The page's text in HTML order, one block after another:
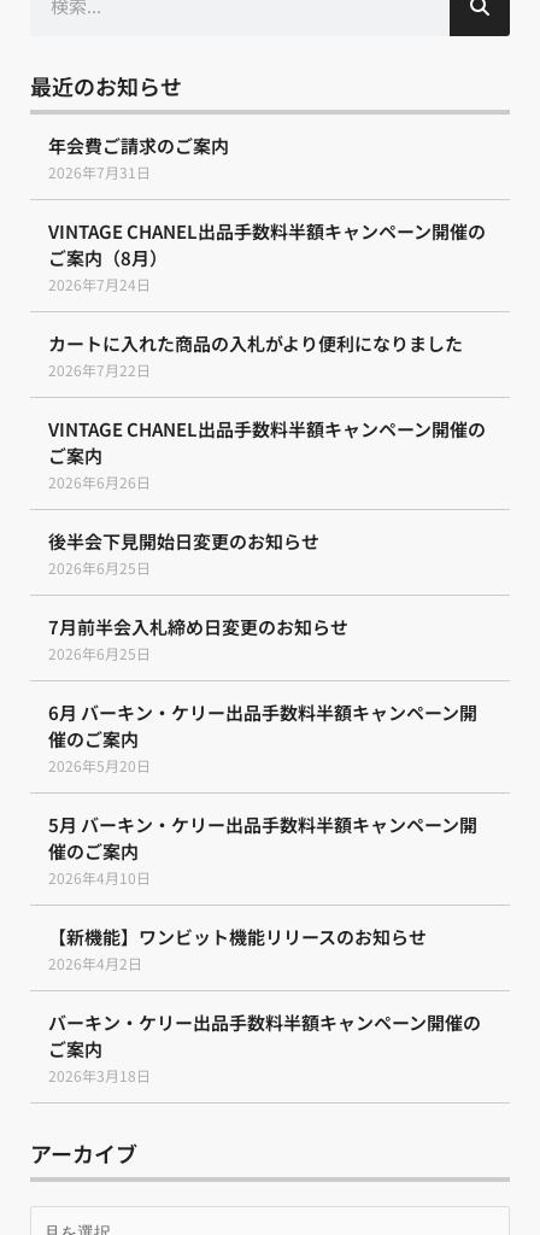
最近のお知らせ
年会費ご請求のご案内
2026年7月31日
VINTAGE CHANEL出品手数料半額キャンペーン開催の
ご案内（8月）
2026年7月24日
カートに入れた商品の入札がより便利になりました
2026年7月22日
VINTAGE CHANEL出品手数料半額キャンペーン開催の
ご案内
2026年6月26日
後半会下見開始日変更のお知らせ
2026年6月25日
7月前半会入札締め日変更のお知らせ
2026年6月25日
6月 バーキン・ケリー出品手数料半額キャンペーン開
催のご案内
2026年5月20日
5月 バーキン・ケリー出品手数料半額キャンペーン開
催のご案内
2026年4月10日
【新機能】ワンビット機能リリースのお知らせ
2026年4月2日
バーキン・ケリー出品手数料半額キャンペーン開催の
ご案内
2026年3月18日
アーカイブ